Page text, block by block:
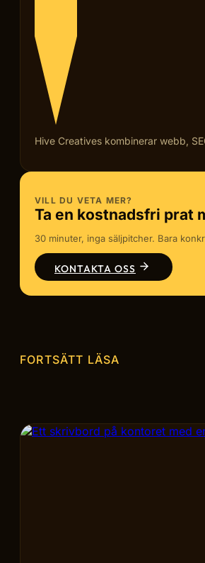
Hive Creatives kombinerar webb,
VILL DU VETA MER?
Ta en kostnadsfri prat
30 minuter, inga säljpitcher. Bara
KONTAKTA OSS
FORTSÄTT LÄSA